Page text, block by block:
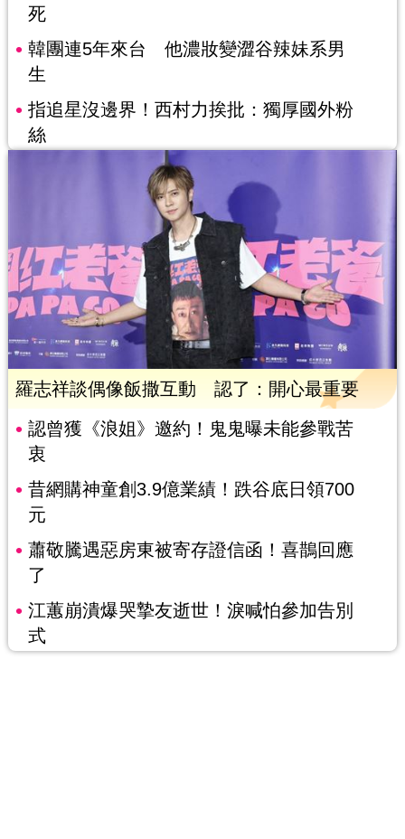
死
韓團連5年來台 他濃妝變澀谷辣妹系男
生
指追星沒邊界！西村力挨批：獨厚國外粉
絲
羅志祥談偶像飯撒互動 認了：開心最重要
認曾獲《浪姐》邀約！鬼鬼曝未能參戰苦
衷
昔網購神童創3.9億業績！跌谷底日領700
元
蕭敬騰遇惡房東被寄存證信函！喜鵲回應
了
江蕙崩潰爆哭摯友逝世！淚喊怕參加告別
式